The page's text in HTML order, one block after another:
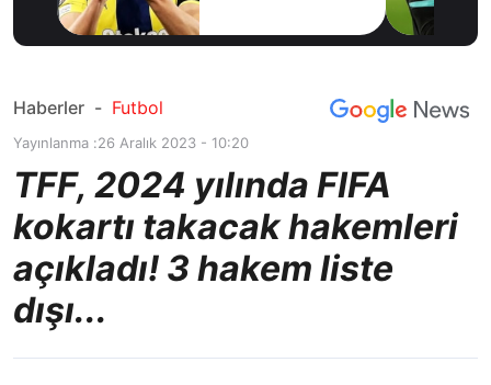
Haberler - Futbol
Yayınlanma :26 Aralık 2023 - 10:20
TFF, 2024 yılında FIFA
kokartı takacak hakemleri
açıkladı! 3 hakem liste
dışı...